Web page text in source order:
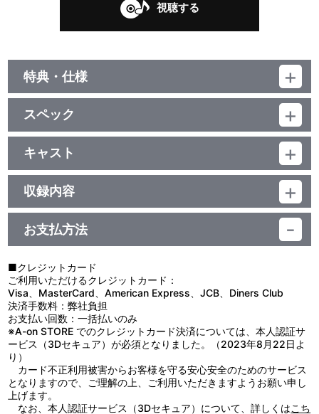
視聴する
特典・仕様
他、仕様
特製スリーブパッケージ／ジャケット描き下ろし
スペック
品番：LACM-4255
ジャンル：国内アニメ音楽
シングル
／16分
キャスト
平野綾
収録内容
＜収録曲＞
1：冒険でしょでしょ？
2：風読みリボン
3：冒険でしょでしょ？（ｏｆｆ ｖｏｃａｌ）
4：風読みリボン（ｏｆｆ ｖｏｃａｌ）
お支払方法
■クレジットカード
ご利用いただけるクレジットカード：
Visa、MasterCard、American Express、JCB、Diners Club
決済手数料：弊社負担
お支払い回数：一括払いのみ
※A-on STORE でのクレジットカード決済については、本人認証サ
ービス（3Dセキュア）が必須となりました。（2023年8月22日よ
り）
カード不正利用被害からお客様を守る安心安全のためのサービス
となりますので、ご理解の上、ご利用いただきますようお願い申し
上げます。
なお、本人認証サービス（3Dセキュア）について、詳しくはこち